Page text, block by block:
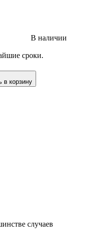
В наличии
сроки.
в корзину
случаев